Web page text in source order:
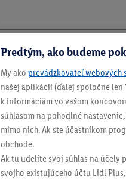
Predtým, ako budeme
My ako prevádzkovateľ webových
našej aplikácii (ďalej spoločne
k informáciám vo vašom
súhlasom na pohodlné
mimo nich. Ak ste účastníkom
obchode.
Ak tu udelíte svoj súhlas na účely
svojho existujúceho účtu Lidl